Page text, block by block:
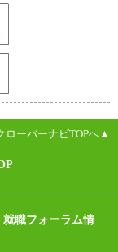
ローバーナビTOPへ▲
就職フォーラム情